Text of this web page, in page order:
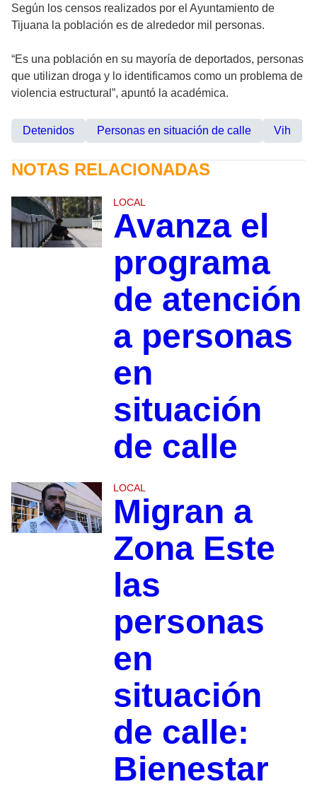
Según los censos realizados por el Ayuntamiento de
Tijuana la población es de alrededor mil personas.
“Es una población en su mayoría de deportados, personas
que utilizan droga y lo identificamos como un problema de
violencia estructural”, apuntó la académica.
Detenidos Personas en situación de calle Vih
NOTAS RELACIONADAS
LOCAL
Avanza el
programa
de atención
a personas
en
situación
de calle
LOCAL
Migran a
Zona Este
las
personas
en
situación
de calle:
Bienestar